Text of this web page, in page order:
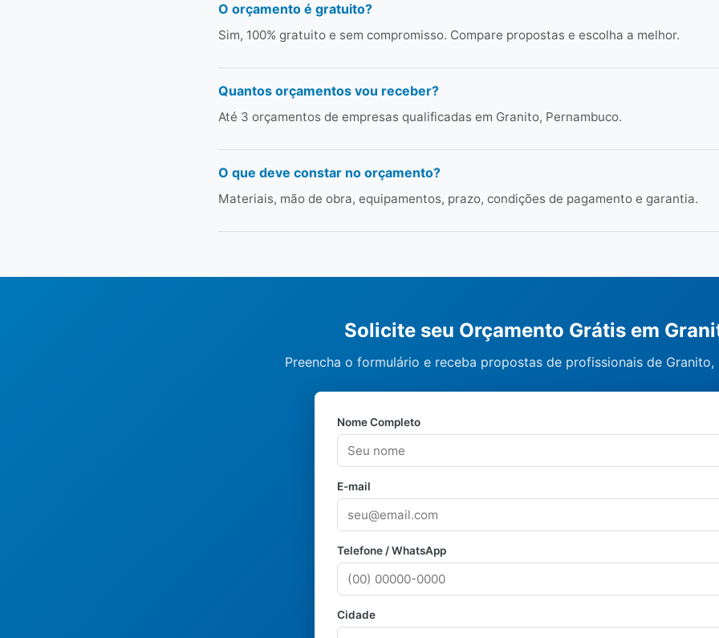
O orçamento é gratuito?
Sim, 100% gratuito e sem compromisso. Compare propostas e escolha a melhor.
Quantos orçamentos vou receber?
Até 3 orçamentos de empresas qualificadas em Granito, Pernambuco.
O que deve constar no orçamento?
Materiais, mão de obra, equipamentos, prazo, condições de pagamento e garantia.
Solicite seu Orçamento Grátis em
Preencha o formulário e receba propostas de profissionais de Granito,
Nome Completo
E-mail
Telefone / WhatsApp
Cidade